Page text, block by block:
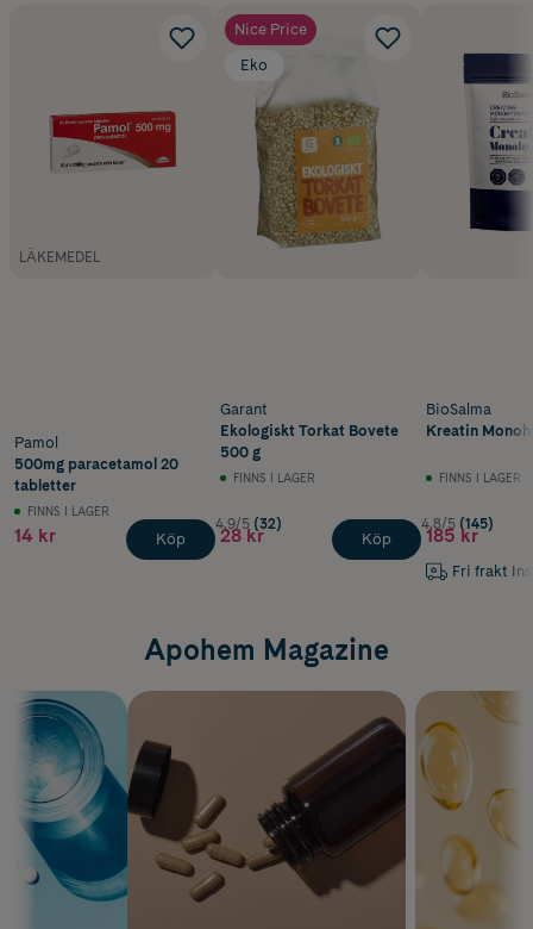
LÄKEMEDEL
Pamol
500mg paracetamol 20
tabletter
FINNS I LAGER
14 kr Köp
Nice Price
Eko
Garant
Ekologiskt Torkat Bovete
500 g
FINNS I LAGER
4.9/5 (32)
28 kr Köp
BioSalma
Kreatin
FINNS I LAGER
4.8/5 (145)
185 kr
Fri frakt
Apohem Magazine